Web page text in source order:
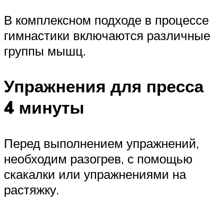
В комплексном подходе в процессе
гимнастики включаются различные
группы мышц.
Упражнения для пресса
4 минуты
Перед выполнением упражнений,
необходим разогрев, с помощью
скакалки или упражнениями на
растяжку.